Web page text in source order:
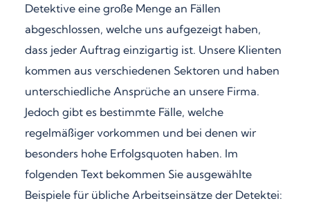
Detektive eine große Menge an Fällen
abgeschlossen, welche uns aufgezeigt haben,
dass jeder Auftrag einzigartig ist. Unsere Klienten
kommen aus verschiedenen Sektoren und haben
unterschiedliche Ansprüche an unsere Firma.
Jedoch gibt es bestimmte Fälle, welche
regelmäßiger vorkommen und bei denen wir
besonders hohe Erfolgsquoten haben. Im
folgenden Text bekommen Sie ausgewählte
Beispiele für übliche Arbeitseinsätze der Detektei: